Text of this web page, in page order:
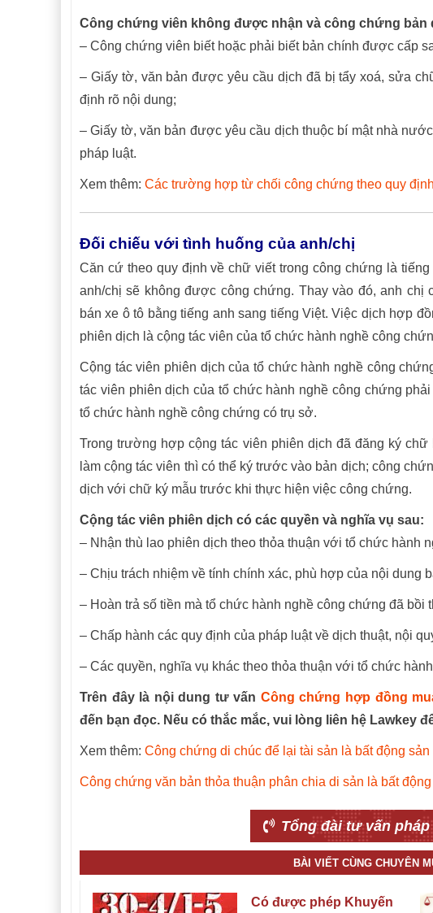
Công chứng viên không được nhận và công chứng
– Công chứng viên biết hoặc phải biết bản chính được cấp
– Giấy tờ, văn bản được yêu cầu dịch đã bị tẩy xoá, sửa
định rõ nội dung;
– Giấy tờ, văn bản được yêu cầu dịch thuộc bí mật nhà
pháp luật.
Xem thêm: Các trường hợp từ chối công chứng theo quy
Đối chiếu với tình huống của anh/chị
Căn cứ theo quy định về chữ viết trong công chứng là tiếng
anh/chị sẽ không được công chứng. Thay vào đó, anh
bán xe ô tô bằng tiếng anh sang tiếng Việt. Việc dịch hợp
phiên dịch là cộng tác viên của tổ chức hành nghề công
Cộng tác viên phiên dịch của tổ chức hành nghề công
tác viên phiên dịch của tổ chức hành nghề công chứng
tổ chức hành nghề công chứng có trụ sở.
Trong trường hợp cộng tác viên phiên dịch đã đăng ký
làm cộng tác viên thì có thể ký trước vào bản dịch; công
dịch với chữ ký mẫu trước khi thực hiện việc công chứng.
Cộng tác viên phiên dịch có các quyền và nghĩa vụ sau:
– Nhận thù lao phiên dịch theo thỏa thuận với tổ chức hành
– Chịu trách nhiệm về tính chính xác, phù hợp của nội dung
– Hoàn trả số tiền mà tổ chức hành nghề công chứng đã bồi
– Chấp hành các quy định của pháp luật về dịch thuật, nội
– Các quyền, nghĩa vụ khác theo thỏa thuận với tổ chức
Trên đây là nội dung tư vấn Công chứng hợp đồng
đến bạn đọc. Nếu có thắc mắc, vui lòng liên hệ Lawkey
Xem thêm: Công chứng di chúc để lại tài sản là bất động
Công chứng văn bản thỏa thuận phân chia di sản là bất
Tổng đài tư vấn pháp
BÀI VIẾT CÙNG CHUYÊN
Có được phép Khuyến